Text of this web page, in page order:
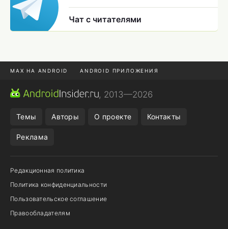
Чат с читателями
MAX НА ANDROID ANDROID ПРИЛОЖЕНИЯ
MAX ИЗ RUSTORE
, 2013—2026
Темы Авторы О проекте Контакты
Реклама
Редакционная политика
Политика конфиденциальности
Пользовательское соглашение
Правообладателям